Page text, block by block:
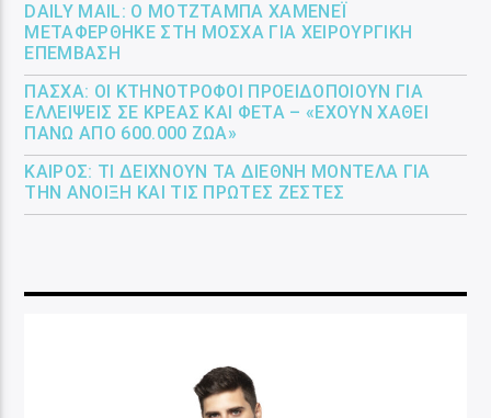
DAILY MAIL: Ο ΜΟΤΖΤΆΜΠΑ ΧΑΜΕΝΕΪ́
ΜΕΤΑΦΈΡΘΗΚΕ ΣΤΗ ΜΌΣΧΑ ΓΙΑ ΧΕΙΡΟΥΡΓΙΚΉ
ΕΠΈΜΒΑΣΗ
ΠΆΣΧΑ: ΟΙ ΚΤΗΝΟΤΡΌΦΟΙ ΠΡΟΕΙΔΟΠΟΙΟΎΝ ΓΙΑ
ΕΛΛΕΊΨΕΙΣ ΣΕ ΚΡΈΑΣ ΚΑΙ ΦΈΤΑ – «ΈΧΟΥΝ ΧΑΘΕΊ
ΠΆΝΩ ΑΠΌ 600.000 ΖΏΑ»
ΚΑΙΡΌΣ: ΤΙ ΔΕΊΧΝΟΥΝ ΤΑ ΔΙΕΘΝΉ ΜΟΝΤΈΛΑ ΓΙΑ
ΤΗΝ ΆΝΟΙΞΗ ΚΑΙ ΤΙΣ ΠΡΏΤΕΣ ΖΈΣΤΕΣ